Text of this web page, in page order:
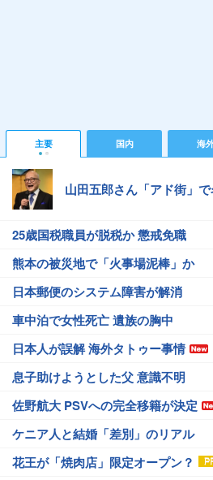
主要 国内 海
山田五郎さん「アド街」
25歳国税職員が脱税か 懲戒免職
熊本の被災地で「火事場泥棒」か
日本郵便のシステム障害が解消
車中泊で女性死亡 遺族の胸中
日本人が誤解 海外タトゥー事情
息子助けようとした父 意識不明
佐野航大 PSVへの完全移籍が決定
ケニア人と結婚「差別」のリアル
花王が「焼肉店」限定オープン？